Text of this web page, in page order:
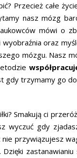
Przecież całe
nasz mózg
mówi o
oraz
mózgu. Nasz
gdy trzymamy go
Smakują ci
wyczuć gdy
przywiązujesz
Dzięki